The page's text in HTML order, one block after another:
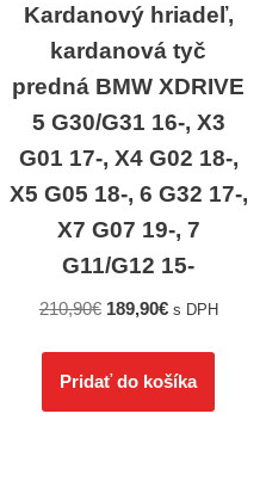
Kardanový hriadeľ,
kardanová tyč
predná BMW XDRIVE
5 G30/G31 16-, X3
G01 17-, X4 G02 18-,
X5 G05 18-, 6 G32 17-,
X7 G07 19-, 7
G11/G12 15-
210,90€ 189,90€ s DPH
Pridať do košíka